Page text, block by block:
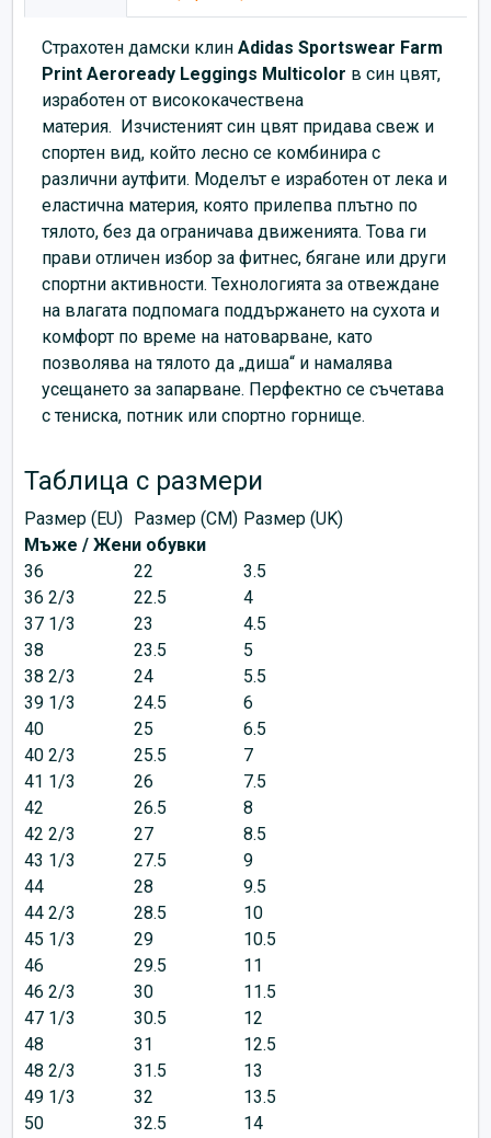
Страхотен дамски клин Adidas Sportswear Farm
Print Aeroready Leggings Multicolor в син цвят,
изработен от висококачествена
материя. Изчистеният син цвят придава свеж и
спортен вид, който лесно се комбинира с
различни аутфити. Моделът е изработен от лека и
еластична материя, която прилепва плътно по
тялото, без да ограничава движенията. Това ги
прави отличен избор за фитнес, бягане или други
спортни активности. Технологията за отвеждане
на влагата подпомага поддържането на сухота и
комфорт по време на натоварване, като
позволява на тялото да „диша“ и намалява
усещането за запарване. Перфектно се съчетава
с тениска, потник или спортно горнище.
Таблица с размери
Размер (EU) Размер (CM) Размер (UK)
Мъже / Жени обувки
36
22
3.5
36 2/3
22.5
4
37 1/3
23
4.5
38
23.5
5
38 2/3
24
5.5
39 1/3
24.5
6
40
25
6.5
40 2/3
25.5
7
41 1/3
26
7.5
42
26.5
8
42 2/3
27
8.5
43 1/3
27.5
9
44
28
9.5
44 2/3
28.5
10
45 1/3
29
10.5
46
29.5
11
46 2/3
30
11.5
47 1/3
30.5
12
48
31
12.5
48 2/3
31.5
13
49 1/3
32
13.5
50
32.5
14